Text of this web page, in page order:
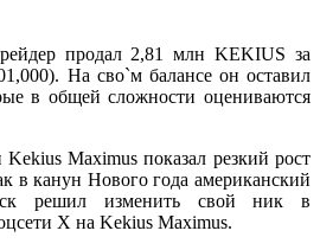
продал 2,81 млн KEKIUS за
На сво`м балансе он оставил
в общей сложности оцениваются
Maximus показал резкий рост
в канун Нового года американский
решил изменить свой ник в
Х на Kekius Maximus.